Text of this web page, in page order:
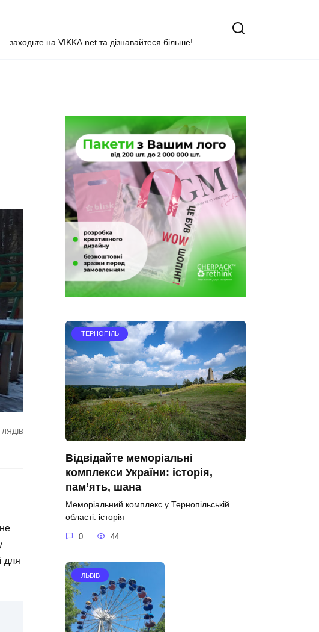
заходьте на VIKKA.net та дізнавайтеся більше!
для
ТЕРНОПІЛЬ
Відвідайте меморіальні
комплекси України: історія,
пам’ять, шана
Меморіальний комплекс у Тернопільській
області: історія
0 44
ЛЬВІВ